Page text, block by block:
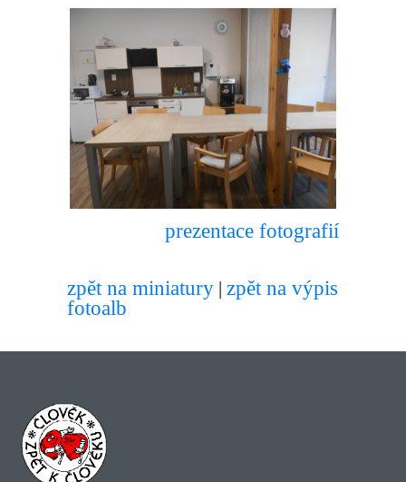
prezentace fotografií
zpět na miniatury | zpět na výpis
fotoalb